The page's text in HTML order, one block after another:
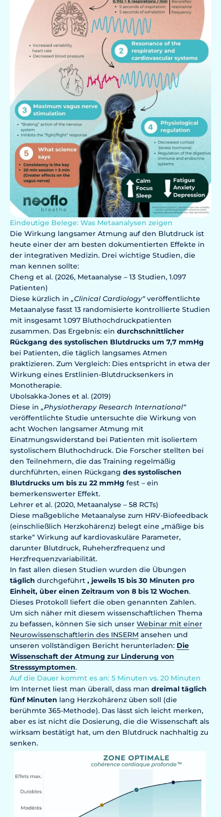
Eindeutige Belege: Was Metaanalysen zeigen
Die Wirkung langsamer Atmung auf den Blutdruck ist
heute einer der am besten dokumentierten Effekte in
der integrativen Medizin. Drei wichtige Studien, die
man kennen sollte:
Cheng et al. (2026, Metaanalyse – 13 Studien, 1.097
Patienten)
Diese kürzlich in „Clinical Cardiology“veröffentlichte
Metaanalyse fasst 13 randomisierte kontrollierte Studien
mit insgesamt 1.097 Bluthochdruckpatienten
zusammen. Das Ergebnis: ein durchschnittlicher
Rückgang des systolischen Blutdrucks um 7,7 mmHg
bei Patienten, die täglich langsames Atmen
praktizieren. Zum Vergleich: Dies entspricht in etwa der
Wirkung eines Erstlinien-Blutdrucksenkers in
Monotherapie.
Ubolsakka-Jones et al. (2019)
Diese in „Physiotherapy Research International“
veröffentlichte Studie untersuchte die Wirkung von
acht Wochen langsamer Atmung mit
Einatmungswiderstand bei Patienten mit isoliertem
systolischem Bluthochdruck. Die Forscher stellten bei
den Teilnehmern, die das Training regelmäßig
durchführten, einen Rückgang des systolischen
Blutdrucks um bis zu 22 mmHg fest – ein
bemerkenswerter Effekt.
Lehrer et al. (2020, Metaanalyse – 58 RCTs)
Diese maßgebliche Metaanalyse zum HRV-Biofeedback
(einschließlich Herzkohärenz) belegt eine „mäßige bis
starke“ Wirkung auf kardiovaskuläre Parameter,
darunter Blutdruck, Ruheherzfrequenz und
Herzfrequenzvariabilität.
In fast allen diesen Studien wurden die Übungen
täglich durchgeführt , jeweils 15 bis 30 Minuten pro
Einheit, über einen Zeitraum von 8 bis 12 Wochen.
Dieses Protokoll liefert die oben genannten Zahlen.
Um sich näher mit diesem wissenschaftlichen Thema
zu befassen, können Sie sich unser Webinar mit einer
Neurowissenschaftlerin des INSERM ansehen und
unseren vollständigen Bericht herunterladen: Die
Wissenschaft der Atmung zur Linderung von
Stresssymptomen.
Auf die Dauer kommt es an: 5 Minuten vs. 20 Minuten
Im Internet liest man überall, dass man dreimal täglich
fünf Minuten lang Herzkohärenz üben soll (die
berühmte 365-Methode). Das lässt sich leicht merken,
aber es ist nicht die Dosierung, die die Wissenschaft als
wirksam bestätigt hat, um den Blutdruck nachhaltig zu
senken.